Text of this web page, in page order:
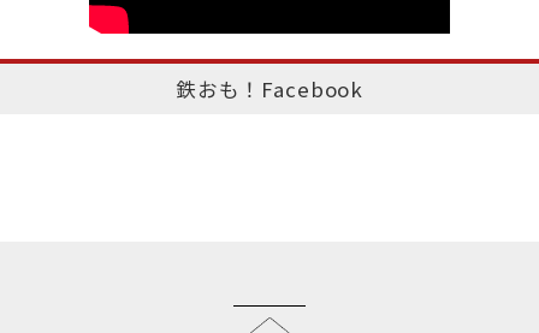
鉄おも！Facebook